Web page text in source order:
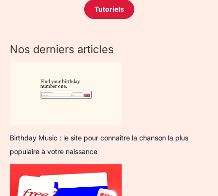
Tutoriels
Nos derniers articles
Birthday Music : le site pour connaître la chanson la plus
populaire à votre naissance